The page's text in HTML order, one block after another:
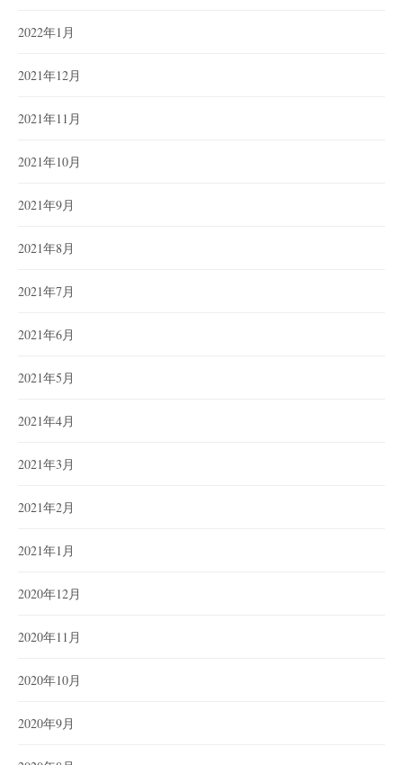
2022年1月
2021年12月
2021年11月
2021年10月
2021年9月
2021年8月
2021年7月
2021年6月
2021年5月
2021年4月
2021年3月
2021年2月
2021年1月
2020年12月
2020年11月
2020年10月
2020年9月